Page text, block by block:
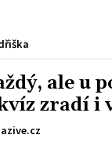
ale u
zradí i